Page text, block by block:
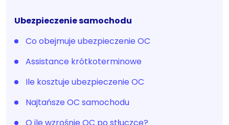
Ubezpieczenie samochodu
Co obejmuje ubezpieczenie OC
Assistance krótkoterminowe
Ile kosztuje ubezpieczenie OC
Najtańsze OC samochodu